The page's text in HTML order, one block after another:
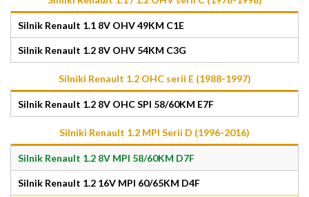
Silnik Renault 1.1 8V OHV 49KM C1E
Silnik Renault 1.2 8V OHV 54KM C3G
Silniki Renault 1.2 OHC serii E (1988-1997)
Silnik Renault 1.2 8V OHC SPI 58/60KM E7F
Silniki Renault 1.2 MPI Serii D (1996-2016)
Silnik Renault 1.2 8V MPI 58/60KM D7F
Silnik Renault 1.2 16V MPI 60/65KM D4F